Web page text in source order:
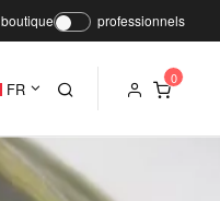
boutique professionnels
FR